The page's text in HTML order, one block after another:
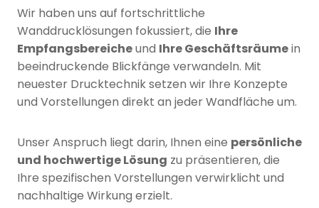
Wir haben uns auf fortschrittliche
Wanddrucklösungen fokussiert, die Ihre
Empfangsbereicheund Ihre Geschäftsräumein
beeindruckende Blickfänge verwandeln. Mit
neuester Drucktechnik setzen wir Ihre Konzepte
und Vorstellungen direkt an jeder Wandfläche um.
Unser Anspruch liegt darin, Ihnen eine persönliche
und hochwertige Lösung zu präsentieren, die
Ihre spezifischen Vorstellungen verwirklicht und
nachhaltige Wirkung erzielt.